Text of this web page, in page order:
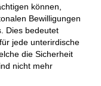
können,
Bewilligungen
Dies bedeutet
jede unterirdische
die Sicherheit
nicht mehr